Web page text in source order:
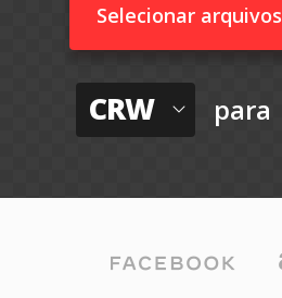
Selecionar arquivos
CRW para